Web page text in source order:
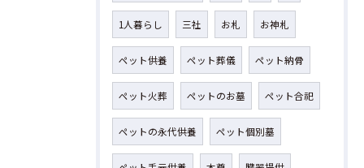
1人暮らし 三社 お札 お神札
ペット供養 ペット葬儀 ペット納骨
ペット火葬 ペットのお墓 ペット合祀
ペットの永代供養 ペット個別墓